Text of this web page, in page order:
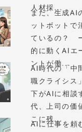
人材採...
まだ、生成AI
ットボットで
ているの？
的に動くAIエ
ントが働...
AI時代の「中
職クライシ
下がAIに相談
代、上司の価
こに残...
AIに仕事を頼